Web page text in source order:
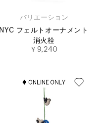
バリエーション
NYC フェルトオーナメント
消火栓
￥9,240